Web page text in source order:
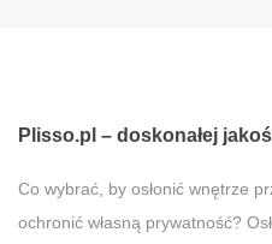
Plisso.pl – doskonałej
Co wybrać, by osłonić wnętrze
ochronić własną prywatność?